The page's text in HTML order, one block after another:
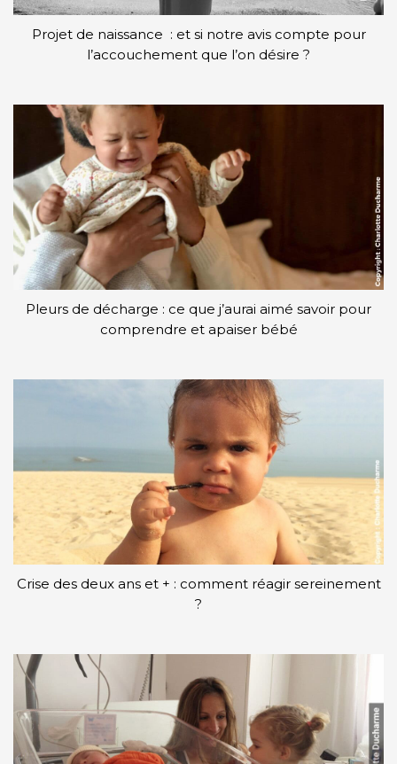
Projet de naissance : et si notre avis compte pour
l’accouchement que l’on désire ?
Pleurs de décharge : ce que j’aurai aimé savoir pour
comprendre et apaiser bébé
Crise des deux ans et + : comment réagir sereinement
?